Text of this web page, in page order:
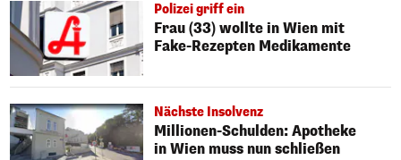
Polizei griff ein
Frau (33) wollte in Wien mit
Fake-Rezepten Medikamente
Nächste Insolvenz
Millionen-Schulden: Apotheke
in Wien muss nun schließen